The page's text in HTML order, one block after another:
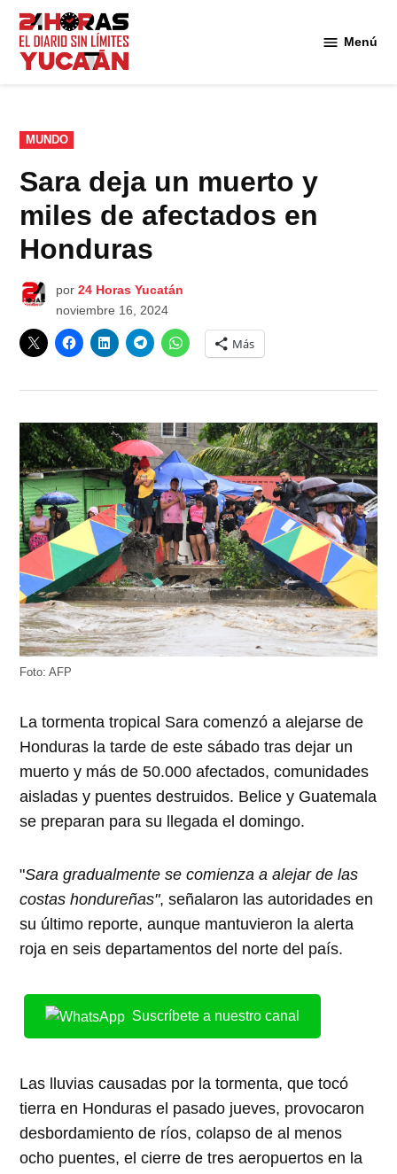
Saltar
contenido
Menú
PUBLICADO
EN
MUNDO
Sara deja un muerto y
miles de afectados en
Honduras
por 24 Horas Yucatán
noviembre 16, 2024
Más
Foto: AFP
La tormenta tropical Sara comenzó a alejarse de
Honduras la tarde de este sábado tras dejar un
muerto y más de 50.000 afectados, comunidades
aisladas y puentes destruidos. Belice y Guatemala
se preparan para su llegada el domingo.
"Sara gradualmente se comienza a alejar de las
costas hondureñas", señalaron las autoridades en
su último reporte, aunque mantuvieron la alerta
roja en seis departamentos del norte del país.
Suscríbete a nuestro canal
Las lluvias causadas por la tormenta, que tocó
tierra en Honduras el pasado jueves, provocaron
desbordamiento de ríos, colapso de al menos
ocho puentes, el cierre de tres aeropuertos en la